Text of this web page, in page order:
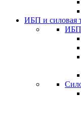
ИБП и силовая
ИБП